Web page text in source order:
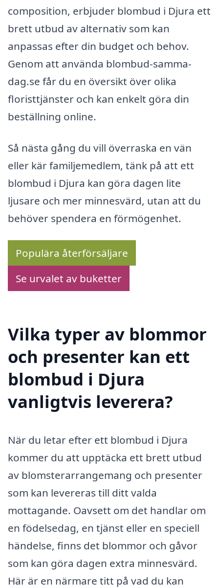
composition, erbjuder blombud i Djura ett
brett utbud av alternativ som kan
anpassas efter din budget och behov.
Genom att använda blombud-samma-
dag.se får du en översikt över olika
floristtjänster och kan enkelt göra din
beställning online.
Så nästa gång du vill överraska en vän
eller kär familjemedlem, tänk på att ett
blombud i Djura kan göra dagen lite
ljusare och mer minnesvärd, utan att du
behöver spendera en förmögenhet.
Populära återförsäljare
Se urvalet av buketter
Vilka typer av blommor
och presenter kan ett
blombud i Djura
vanligtvis leverera?
När du letar efter ett blombud i Djura
kommer du att upptäcka ett brett utbud
av blomsterarrangemang och presenter
som kan levereras till ditt valda
mottagande. Oavsett om det handlar om
en födelsedag, en tjänst eller en speciell
händelse, finns det blommor och gåvor
som kan göra dagen extra minnesvärd.
Här är en närmare titt på vad du kan